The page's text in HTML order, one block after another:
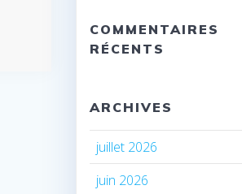
COMMENTAIRES
RÉCENTS
ARCHIVES
juillet 2026
juin 2026